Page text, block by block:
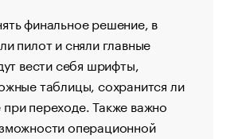
финальное решение, в
пилот и сняли главные
вести себя шрифты,
таблицы, сохранится ли
переходе. Также важно
операционной